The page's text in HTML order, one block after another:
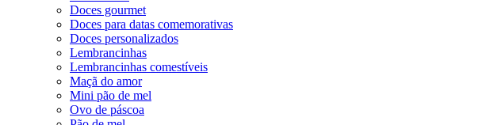
Doces gourmet
Doces para datas comemorativas
Doces personalizados
Lembrancinhas
Lembrancinhas comestíveis
Maçã do amor
Mini pão de mel
Ovo de páscoa